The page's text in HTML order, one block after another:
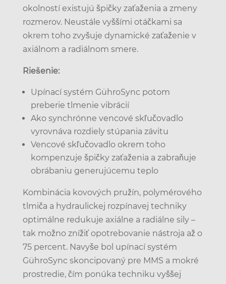
okolností existujú špičky zaťaženia a zmeny
rozmerov. Neustále vyššími otáčkami sa
okrem toho zvyšuje dynamické zaťaženie v
axiálnom a radiálnom smere.
Riešenie:
Upínací systém GühroSync potom
preberie tlmenie vibrácií
Ako synchrónne vencové skľučovadlo
vyrovnáva rozdiely stúpania závitu
Vencové skľučovadlo okrem toho
kompenzuje špičky zaťaženia a zabraňuje
obrábaniu generujúcemu teplo
Kombinácia kovových pružín, polymérového
tlmiča a hydraulickej rozpínavej techniky
optimálne redukuje axiálne a radiálne sily –
tak možno znížiť opotrebovanie nástroja až o
75 percent. Navyše bol upínací systém
GühroSync skoncipovaný pre MMS a mokré
prostredie, čím ponúka techniku vyššej